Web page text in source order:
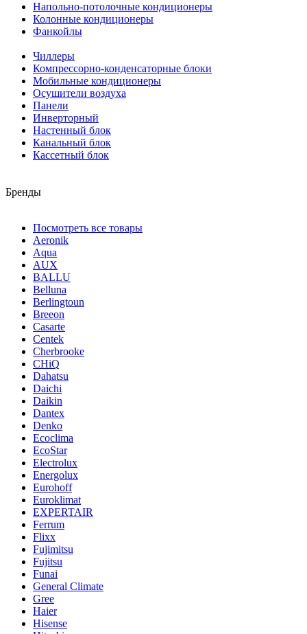
Напольно-потолочные кондиционеры
Колонные кондиционеры
Фанкойлы
Чиллеры
Компрессорно-конденсаторные блоки
Мобильные кондиционеры
Осушители воздуха
Панели
Инверторный
Настенный блок
Канальный блок
Кассетный блок
Бренды
Посмотреть все товары
Aeronik
Aqua
AUX
BALLU
Belluna
Berlingtoun
Breeon
Casarte
Centek
Cherbrooke
CHiQ
Dahatsu
Daichi
Daikin
Dantex
Denko
Ecoclima
EcoStar
Electrolux
Energolux
Eurohoff
Euroklimat
EXPERTAIR
Ferrum
Flixx
Fujimitsu
Fujitsu
Funai
General Climate
Gree
Haier
Hisense